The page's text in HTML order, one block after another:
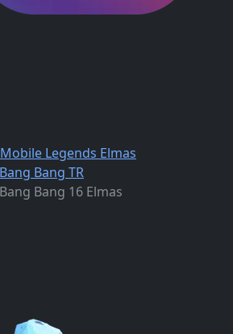
Mobile Legends Elmas
Bang TR
Bang 16 Elmas